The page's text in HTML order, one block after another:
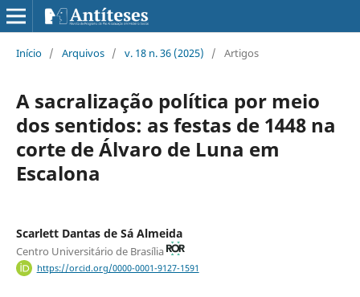
Início / Arquivos / v. 18 n. 36 (2025) / Artigos
A sacralização política por meio
dos sentidos: as festas de 1448 na
corte de Álvaro de Luna em
Escalona
Scarlett Dantas de Sá Almeida
Centro Universitário de Brasília
https://orcid.org/0000-0001-9127-1591